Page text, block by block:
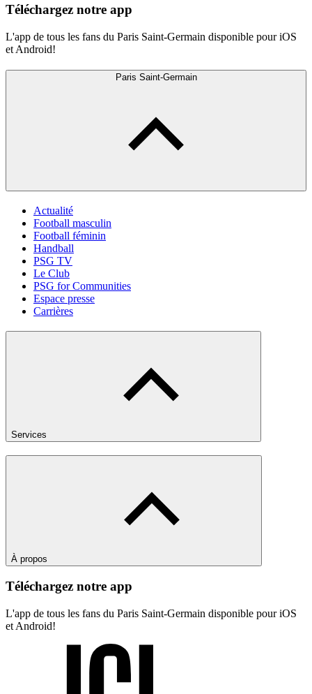
Téléchargez notre app
L'app de tous les fans du Paris Saint-Germain disponible pour iOS
et Android!
Paris Saint-Germain
Actualité
Football masculin
Football féminin
Handball
PSG TV
Le Club
PSG for Communities
Espace presse
Carrières
Services
À propos
Téléchargez notre app
L'app de tous les fans du Paris Saint-Germain disponible pour iOS
et Android!